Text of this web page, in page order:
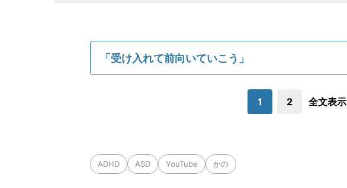
「受け入れて前向いていこう」
1 2 全文表示
ADHD ASD YouTube かの